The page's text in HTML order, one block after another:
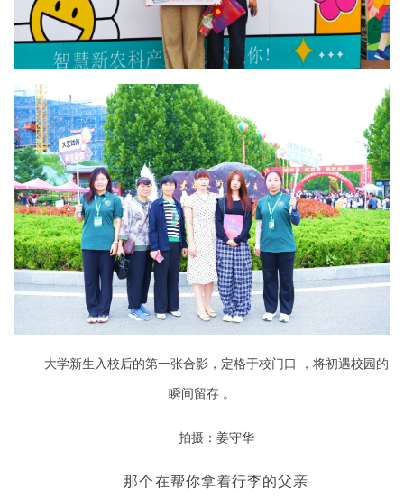
大学新生入校后的第一张合影，定格于校门口 ，将初遇校园的
瞬间留存 。
拍摄：姜守华
那个在帮你拿着行李的父亲